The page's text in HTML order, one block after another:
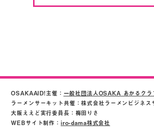
OSAKAAID!主催： 一般社団法人OSAKA あかるクラ
ラーメンサーキット共催：株式会社ラーメンビジネス
大阪ええど実行委員長：梅田りさ
WEBサイト制作： iro-dama株式会社